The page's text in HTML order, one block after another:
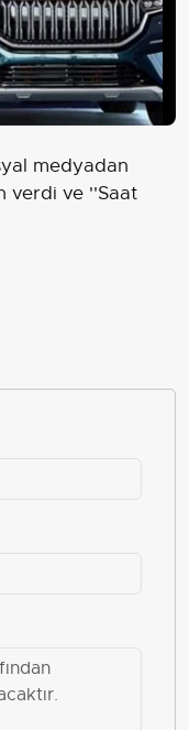
medyadan
verdi ve ''Saat